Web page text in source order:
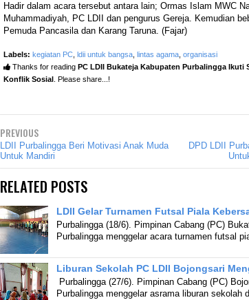
Hadir dalam acara tersebut antara lain; Ormas Islam MWC
Muhammadiyah, PC LDII dan pengurus Gereja. Kemudian
Pemuda Pancasila dan Karang Taruna. (Fajar)
Labels: kegiatan PC ldii untuk bangsa lintas agama organisasi
Thanks for reading PC LDII Bukateja Kabupaten Purbalingga Ikuti
Konflik Sosial . Please share...!
PREVIOUS
LDII Purbalingga Beri Motivasi Anak Muda
Untuk Mandiri
DPD LDII
RELATED POSTS
LDII Gelar Turnamen Futsal Piala
Purbalingga (18/6). Pimpinan Cabang (PC)
Purbalingga menggelar acara turnamen futsal
Liburan Sekolah PC LDII Bojongsari
Purbalingga (27/6). Pimpinan Cabang (PC)
Purbalingga menggelar asrama liburan sekolah